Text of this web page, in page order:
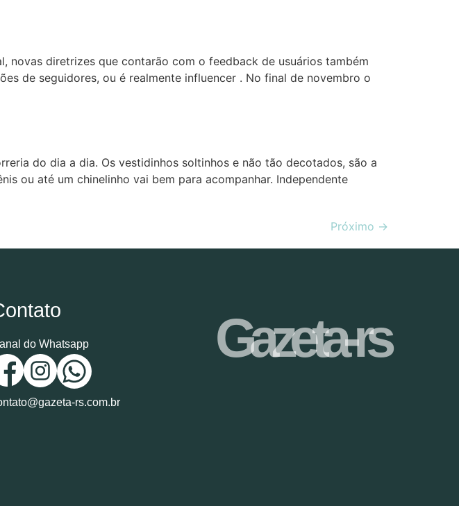
novas diretrizes que contarão com o feedback de usuários também
de seguidores, ou é realmente influencer . No final de novembro o
do dia a dia. Os vestidinhos soltinhos e não tão decotados, são a
ou até um chinelinho vai bem para acompanhar. Independente
Próximo →
do Whatsapp
rs.com.br
Gazeta-rs